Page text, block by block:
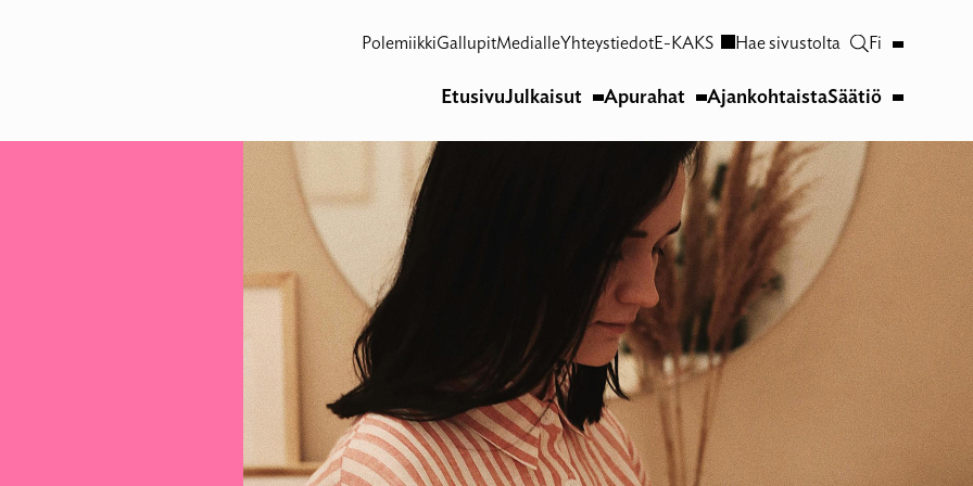
PolemiikkiGallupitMedialleYhteystiedotE-KAKS Hae sivustolta Fi
EtusivuJulkaisut Apurahat AjankohtaistaSäätiö